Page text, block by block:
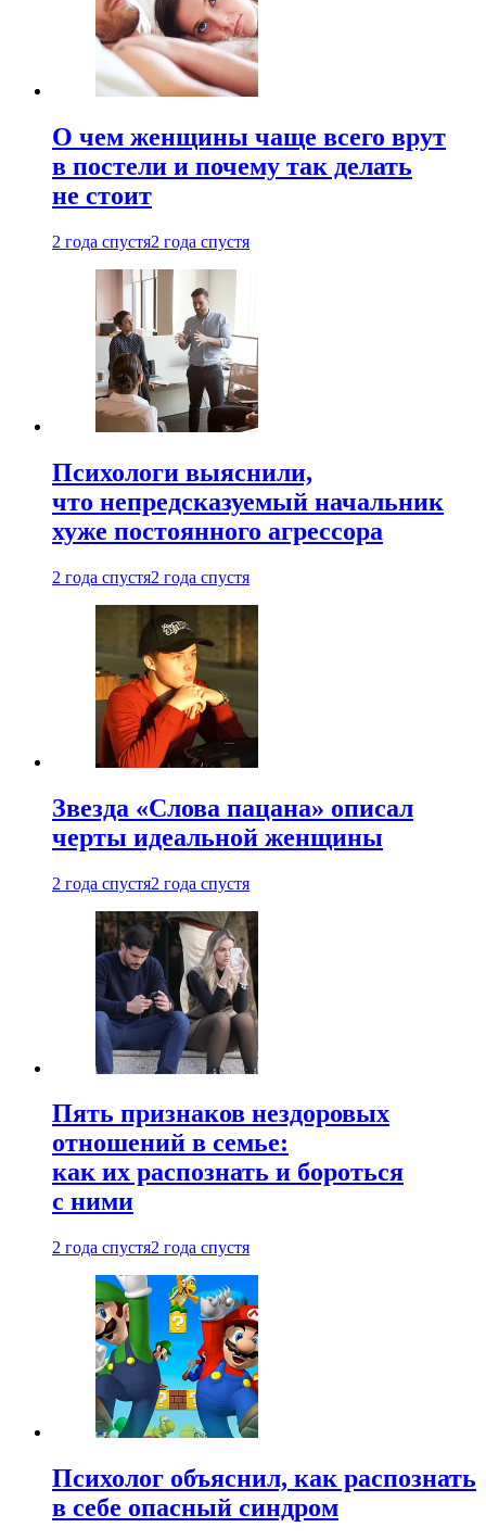
О чем женщины чаще всего врут
в постели и почему так делать
не стоит
2 года спустя2 года спустя
Психологи выяснили,
что непредсказуемый начальник
хуже постоянного агрессора
2 года спустя2 года спустя
Звезда «Слова пацана» описал
черты идеальной женщины
2 года спустя2 года спустя
Пять признаков нездоровых
отношений в семье:
как их распознать и бороться
с ними
2 года спустя2 года спустя
Психолог объяснил, как распознать
в себе опасный синдром